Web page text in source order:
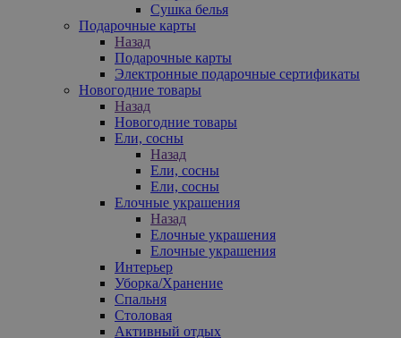
Сушка белья
Подарочные карты
Назад
Подарочные карты
Электронные подарочные сертификаты
Новогодние товары
Назад
Новогодние товары
Ели, сосны
Назад
Ели, сосны
Ели, сосны
Елочные украшения
Назад
Елочные украшения
Елочные украшения
Интерьер
Уборка/Хранение
Спальня
Столовая
Активный отдых